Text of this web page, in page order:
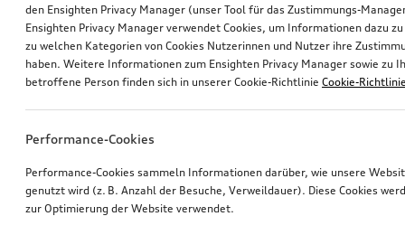
den Ensighten Privacy Manager (unser Tool für das Zustimmungs-
Ensighten Privacy Manager verwendet Cookies, um Informationen dazu
zu welchen Kategorien von Cookies Nutzerinnen und Nutzer ihre
haben. Weitere Informationen zum Ensighten Privacy Manager sowie zu
betroffene Person finden sich in unserer Cookie-Richtlinie Cookie-
Performance-Cookies
Performance-Cookies sammeln Informationen darüber, wie unsere
genutzt wird (z. B. Anzahl der Besuche, Verweildauer). Diese Cookies
zur Optimierung der Website verwendet.